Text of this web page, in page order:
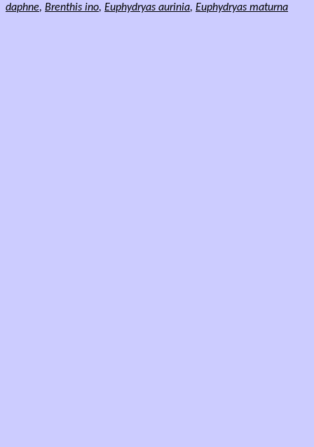
daphne, Brenthis ino, Euphydryas aurinia, Euphydryas maturna